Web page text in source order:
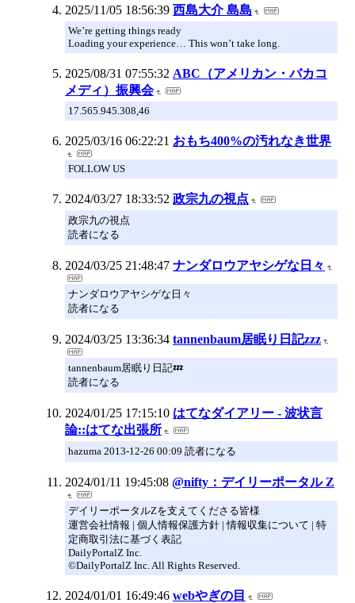
2025/11/05 18:56:39 西島大介 島島
We’re getting things ready
Loading your experience… This won’t take long.
2025/08/31 07:55:32 ABC（アメリカン・バカコ
メディ）振興会
17.565.945.308,46
2025/03/16 06:22:21 おもち400%の汚れなき世界
FOLLOW US
2024/03/27 18:33:52 政宗九の視点
政宗九の視点
読者になる
2024/03/25 21:48:47 ナンダロウアヤシゲな日々
ナンダロウアヤシゲな日々
読者になる
2024/03/25 13:36:34 tannenbaum居眠り日記zzz
tannenbaum居眠り日記💤
読者になる
2024/01/25 17:15:10 はてなダイアリー - 波状言
論::はてな出張所
hazuma 2013-12-26 00:09 読者になる
2024/01/11 19:45:08 @nifty：デイリーポータル Z
デイリーポータルZを支えてくださる皆様
運営会社情報 | 個人情報保護方針 | 情報収集について | 特
定商取引法に基づく表記
DailyPortalZ Inc.
©DailyPortalZ Inc. All Rights Reserved.
2024/01/01 16:49:46 webやぎの目